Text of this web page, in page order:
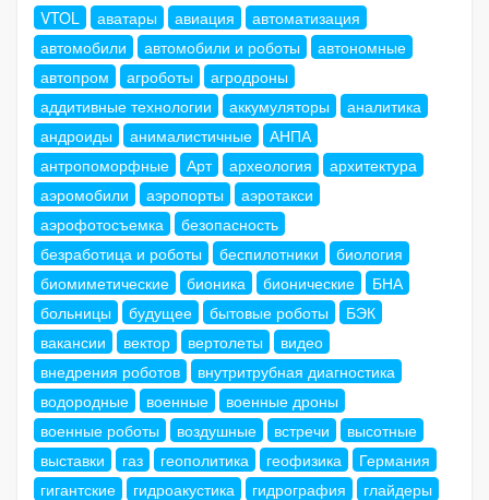
VTOL
аватары авиация
автоматизация
автомобили
автомобили и роботы
автономные
автопром
агроботы
агродроны
аддитивные технологии
аккумуляторы
аналитика
андроиды
анималистичные
АНПА
антропоморфные
Арт археология
архитектура
аэромобили
аэропорты
аэротакси
аэрофотосъемка
безопасность
безработица и роботы
беспилотники
биология
биомиметические
бионика бионические
БНА
больницы
будущее бытовые роботы
БЭК
вакансии
вектор вертолеты
видео
внедрения роботов
внутритрубная диагностика
водородные
военные
военные дроны
военные роботы
воздушные встречи
высотные
выставки
газ геополитика геофизика
Германия
гигантские
гидроакустика гидрография
глайдеры